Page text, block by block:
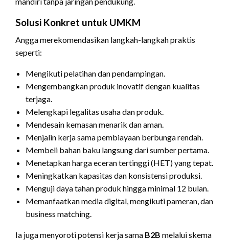
Solusi Konkret untuk UMKM
Angga merekomendasikan langkah-langkah praktis
seperti:
Mengikuti pelatihan dan pendampingan.
Mengembangkan produk inovatif dengan kualitas
terjaga.
Melengkapi legalitas usaha dan produk.
Mendesain kemasan menarik dan aman.
Menjalin kerja sama pembiayaan berbunga rendah.
Membeli bahan baku langsung dari sumber pertama.
Menetapkan harga eceran tertinggi (HET) yang tepat.
Meningkatkan kapasitas dan konsistensi produksi.
Menguji daya tahan produk hingga minimal 12 bulan.
Memanfaatkan media digital, mengikuti pameran, dan
business matching.
Ia juga menyoroti potensi kerja sama B2B melalui skema